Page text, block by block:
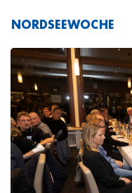
NORDSEEWOCHE
_31A9152HFranck